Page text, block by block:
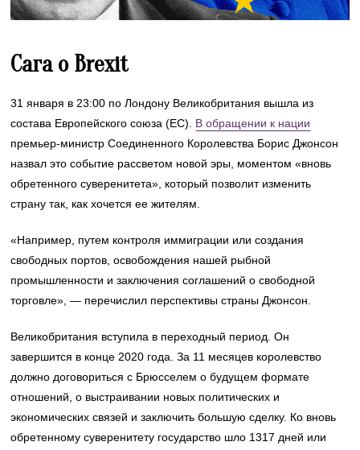
Сага о Brexit
31 января в 23:00 по Лондону Великобритания вышла из
состава Европейского союза (ЕС). В обращении к нации
премьер-министр Соединенного Королевства Борис Джонсон
назвал это событие рассветом новой эры, моментом «вновь
обретенного суверенитета», который позволит изменить
страну так, как хочется ее жителям.
«Например, путем контроля иммиграции или создания
свободных портов, освобождения нашей рыбной
промышленности и заключения соглашений о свободной
торговле», — перечислил перспективы страны Джонсон.
Великобритания вступила в переходный период. Он
завершится в конце 2020 года. За 11 месяцев королевство
должно договориться с Брюсселем о будущем формате
отношений, о выстраивании новых политических и
экономических связей и заключить большую сделку. Ко вновь
обретенному суверенитету государство шло 1317 дней или